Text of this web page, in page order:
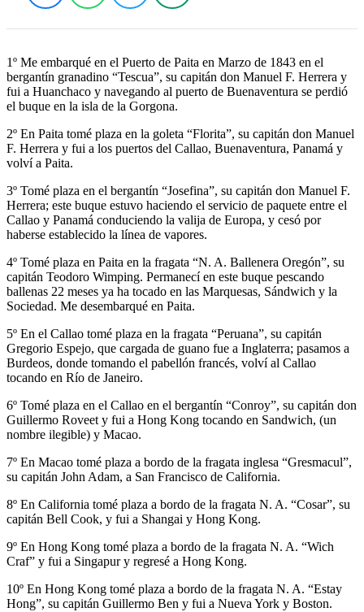
1º Me embarqué en el Puerto de Paita en Marzo de 1843 en el
bergantín granadino “Tescua”, su capitán don Manuel F. Herrera y
fui a Huanchaco y navegando al puerto de Buenaventura se perdió
el buque en la isla de la Gorgona.
2º En Paita tomé plaza en la goleta “Florita”, su capitán don Manuel
F. Herrera y fui a los puertos del Callao, Buenaventura, Panamá y
volví a Paita.
3º Tomé plaza en el bergantín “Josefina”, su capitán don Manuel F.
Herrera; este buque estuvo haciendo el servicio de paquete entre el
Callao y Panamá conduciendo la valija de Europa, y cesó por
haberse establecido la línea de vapores.
4º Tomé plaza en Paita en la fragata “N. A. Ballenera Oregón”, su
capitán Teodoro Wimping. Permanecí en este buque pescando
ballenas 22 meses ya ha tocado en las Marquesas, Sándwich y la
Sociedad. Me desembarqué en Paita.
5º En el Callao tomé plaza en la fragata “Peruana”, su capitán
Gregorio Espejo, que cargada de guano fue a Inglaterra; pasamos a
Burdeos, donde tomando el pabellón francés, volví al Callao
tocando en Río de Janeiro.
6º Tomé plaza en el Callao en el bergantín “Conroy”, su capitán don
Guillermo Roveet y fui a Hong Kong tocando en Sandwich, (un
nombre ilegible) y Macao.
7º En Macao tomé plaza a bordo de la fragata inglesa “Gresmacul”,
su capitán John Adam, a San Francisco de California.
8º En California tomé plaza a bordo de la fragata N. A. “Cosar”, su
capitán Bell Cook, y fui a Shangai y Hong Kong.
9º En Hong Kong tomé plaza a bordo de la fragata N. A. “Wich
Craf” y fui a Singapur y regresé a Hong Kong.
10º En Hong Kong tomé plaza a bordo de la fragata N. A. “Estay
Hong”, su capitán Guillermo Ben y fui a Nueva York y Boston.